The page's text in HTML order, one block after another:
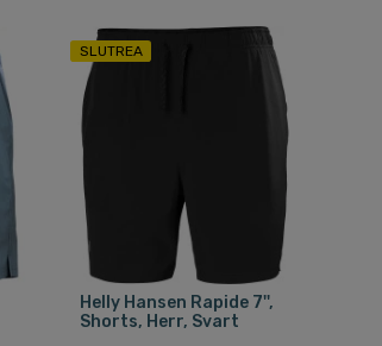
SLUTREA
Helly Hansen Rapide 7'',
Shorts, Herr, Svart